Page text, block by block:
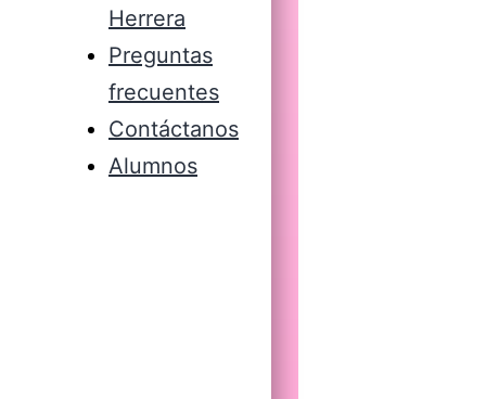
Herrera
Preguntas
frecuentes
Contáctanos
Alumnos